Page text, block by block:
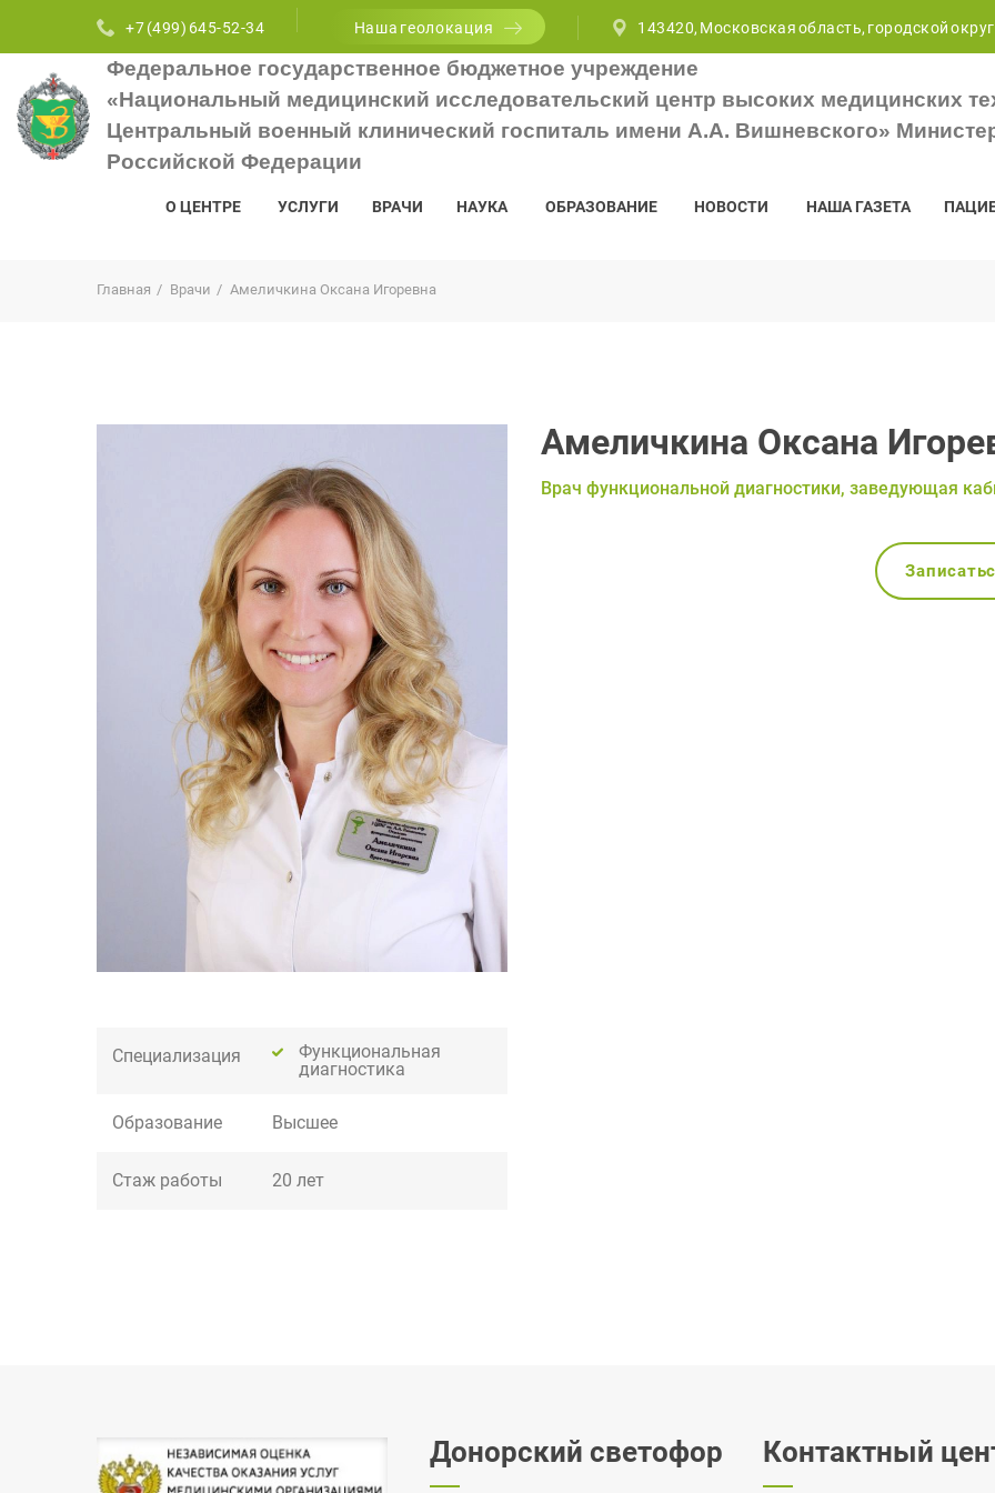
+7 (499) 645-52-34 Наша геолокация 143420, Московская область, городской
Федеральное государственное бюджетное учреждение
«Национальный медицинский исследовательский центр высоких медицинских
Центральный военный клинический госпиталь имени А.А. Вишневского»
Российской Федерации
О ЦЕНТРЕ УСЛУГИ ВРАЧИ НАУКА ОБРАЗОВАНИЕ НОВОСТИ НАША ГАЗЕТА
Главная Врачи Амеличкина Оксана Игоревна
Специализация
Функциональная
диагностика
Образование Высшее
Стаж работы 20 лет
Амеличкина Оксана
Врач функциональной диагностики, заведующая
Донорский светофор Контактный